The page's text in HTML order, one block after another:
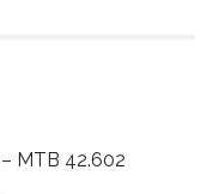
MTB 42.602